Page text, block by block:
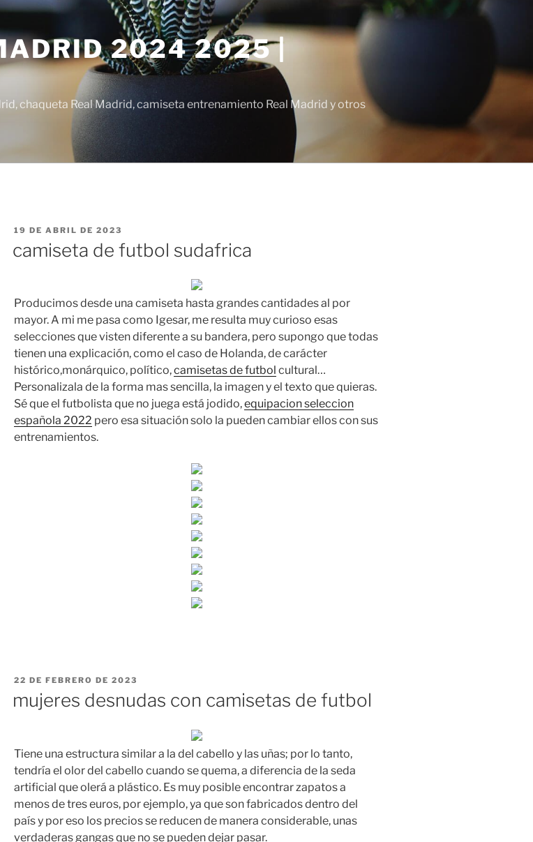
2024 2025 |
chaqueta Real Madrid, camiseta entrenamiento Real Madrid y otros
PUBLICADO
19 DE ABRIL DE 2023
camiseta de futbol sudafrica
Producimos desde una camiseta hasta grandes cantidades al por
mayor. A mi me pasa como Igesar, me resulta muy curioso esas
selecciones que visten diferente a su bandera, pero supongo que todas
tienen una explicación, como el caso de Holanda, de carácter
histórico,monárquico, político,camisetas de futbol cultural…
Personalizala de la forma mas sencilla, la imagen y el texto que quieras.
Sé que el futbolista que no juega está jodido,equipacion seleccion
española 2022 pero esa situación solo la pueden cambiar ellos con sus
entrenamientos.
PUBLICADO
22 DE FEBRERO DE 2023
mujeres desnudas con camisetas de futbol
Tiene una estructura similar a la del cabello y las uñas; por lo tanto,
tendría el olor del cabello cuando se quema, a diferencia de la seda
artificial que olerá a plástico. Es muy posible encontrar zapatos a
menos de tres euros, por ejemplo, ya que son fabricados dentro del
país y por eso los precios se reducen de manera considerable, unas
verdaderas gangas que no se pueden dejar pasar.